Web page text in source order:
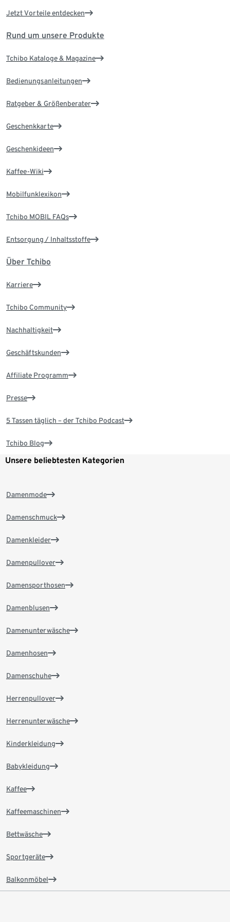
Jetzt Vorteile entdecken
Rund um unsere Produkte
Tchibo Kataloge & Magazine
Bedienungsanleitungen
Ratgeber & Größenberater
Geschenkkarte
Geschenkideen
Kaffee-Wiki
Mobilfunklexikon
Tchibo MOBIL FAQs
Entsorgung / Inhaltsstoffe
Über Tchibo
Karriere
Tchibo Community
Nachhaltigkeit
Geschäftskunden
Affiliate Programm
Presse
5 Tassen täglich – der Tchibo Podcast
Tchibo Blog
Unsere beliebtesten Kategorien
Damenmode
Damenschmuck
Damenkleider
Damenpullover
Damensporthosen
Damenblusen
Damenunterwäsche
Damenhosen
Damenschuhe
Herrenpullover
Herrenunterwäsche
Kinderkleidung
Babykleidung
Kaffee
Kaffeemaschinen
Bettwäsche
Sportgeräte
Balkonmöbel